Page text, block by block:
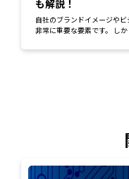
も解説！
自社のブランドイメージや
非常に重要な要